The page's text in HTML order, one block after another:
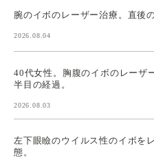
腕のイボのレーザー治療。直後の
2026.08.04
40代女性。胸腹のイボのレーザ
半目の経過。
2026.08.03
左下眼瞼のウイルス性のイボを
態。